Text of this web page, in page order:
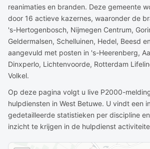
reanimaties en branden. Deze gemeente
door 16 actieve kazernes, waaronder de
's-Hertogenbosch, Nijmegen Centrum,
Geldermalsen, Schelluinen, Hedel, Beesd
aangevuld met posten in 's-Heerenberg,
Dinxperlo, Lichtenvoorde, Rotterdam
Volkel.
Op deze pagina volgt u live P2000-
hulpdiensten in West Betuwe. U vindt een
gedetailleerde statistieken per discipline
inzicht te krijgen in de hulpdienst